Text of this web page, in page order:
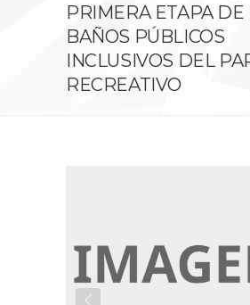
PRIMERA ETAPA DE
BAÑOS PÚBLICOS
INCLUSIVOS DEL
RECREATIVO